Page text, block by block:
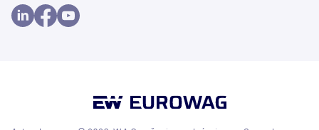
se
na
kartice)